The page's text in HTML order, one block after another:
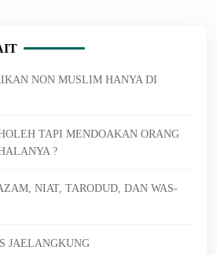
NON MUSLIM HANYA DI
TAPI MENDOAKAN ORANG
?
NIAT, TARODUD, DAN WAS-
JAELANGKUNG